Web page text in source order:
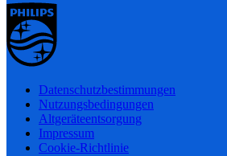
Datenschutzbestimmungen
Nutzungsbedingungen
Altgeräteentsorgung
Impressum
Cookie-Richtlinie